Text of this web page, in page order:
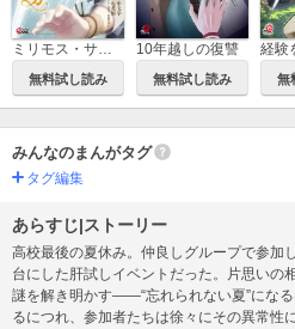
ミリモス・サーガ－末弟王子の転生戦記
無料試し読み
10年越しの復讐
無料試し読み 無
みんなのまんがタグ
タグ編集
あらすじ|ストーリー
高校最後の夏休み。仲良しグループで参加
台にした肝試しイベントだった。片思いの
謎を解き明かす――“忘れられない夏”にな
るにつれ、参加者たちは徐々にその異常性